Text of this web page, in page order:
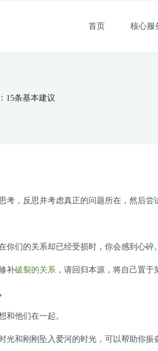
首页 核心服
15条基本建议
，反思并考虑真正的问题所在，然后尝
们的关系却已经受损时，你会感到心碎。
补破裂的关系 ，请回归本源，将自己置于
和他们在一起。
和刚刚坠入爱河的时光，可以帮助你振